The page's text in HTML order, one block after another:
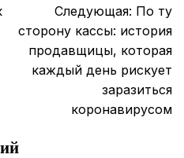
Следующая: По ту
сторону кассы: история
продавщицы, которая
каждый день рискует
заразиться
коронавирусом